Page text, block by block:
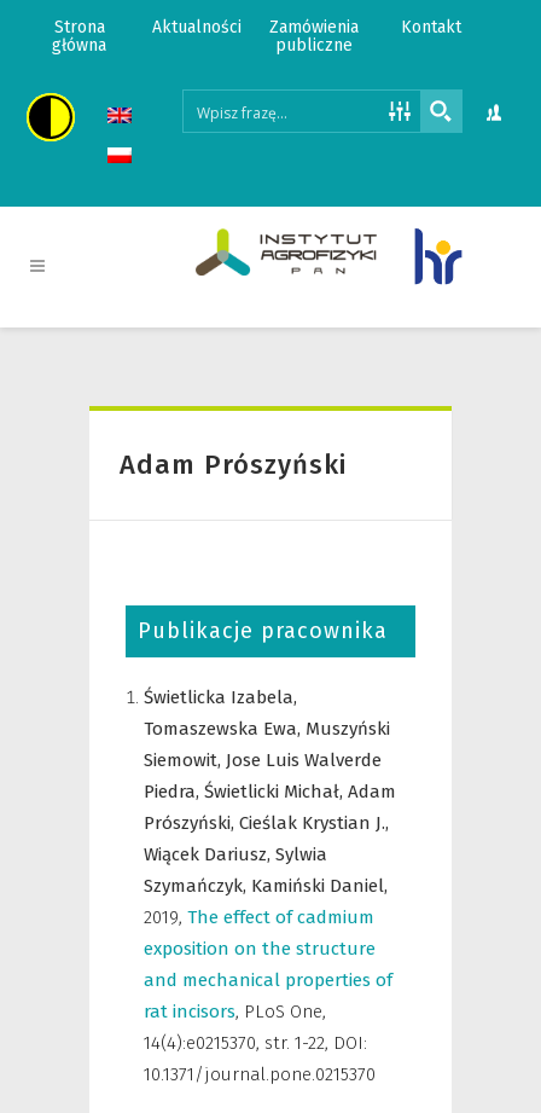
Strona
główna
Aktualności
Zamówienia
publiczne
Kontakt
Adam Prószyński
Publikacje pracownika
Świetlicka Izabela,
Tomaszewska Ewa, Muszyński
Siemowit, Jose Luis Walverde
Piedra, Świetlicki Michał, Adam
Prószyński, Cieślak Krystian J.,
Wiącek Dariusz, Sylwia
Szymańczyk, Kamiński Daniel,
2019, The effect of cadmium
exposition on the structure
and mechanical properties of
rat incisors, PLoS One,
14(4):e0215370, str. 1-22, DOI:
10.1371/journal.pone.0215370